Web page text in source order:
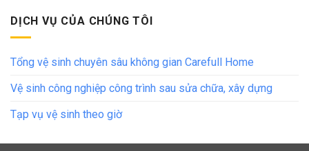
DỊCH VỤ CỦA CHÚNG TÔI
Tổng vệ sinh chuyên sâu không gian Carefull Home
Vệ sinh công nghiệp công trình sau sửa chữa, xây dựng
Tạp vụ vệ sinh theo giờ